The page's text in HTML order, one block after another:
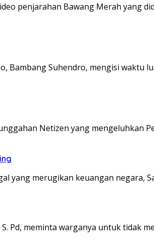
penjarahan Bawang Merah yang
Bambang Suhendro, mengisi waktu
Netizen yang mengeluhkan
yang merugikan keuangan negara,
Pd, meminta warganya untuk tidak